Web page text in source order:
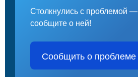
Столкнулись с проблемой —
сообщите о ней!
Сообщить о проблеме